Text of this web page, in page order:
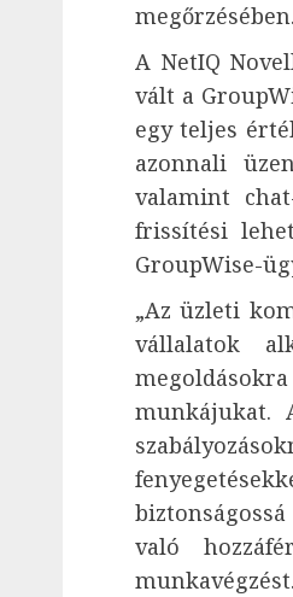
megőrzésében.
A NetIQ
vált a
egy teljes
azonnali
valamint
frissítési
GroupWise-
„Az üzleti
vállalatok
munkájukat.
való